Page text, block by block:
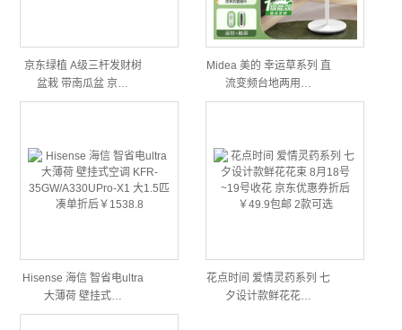
京东绿植 A级三杆发财树
盆栽 带南瓜盆 京…
Midea 美的 幸运草系列 直
流变频台地两用…
Hisense 海信 智省电ultra
大薄荷 壁挂式…
花点时间 爱情灵药系列 七
夕设计款鲜花花…